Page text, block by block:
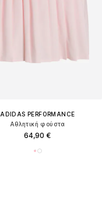
ADIDAS PERFORMANCE
Αθλητική φούστα
64,90 €